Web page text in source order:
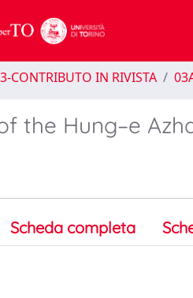
CONTRIBUTO IN RIVISTA
the Hung–e
Scheda completa